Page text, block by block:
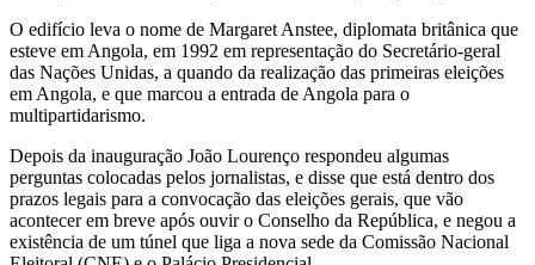
O edifício leva o nome de Margaret Anstee, diplomata britânica que
esteve em Angola, em 1992 em representação do Secretário-geral
das Nações Unidas, a quando da realização das primeiras eleições
em Angola, e que marcou a entrada de Angola para o
multipartidarismo.
Depois da inauguração João Lourenço respondeu algumas
perguntas colocadas pelos jornalistas, e disse que está dentro dos
prazos legais para a convocação das eleições gerais, que vão
acontecer em breve após ouvir o Conselho da República, e negou a
existência de um túnel que liga a nova sede da Comissão Nacional